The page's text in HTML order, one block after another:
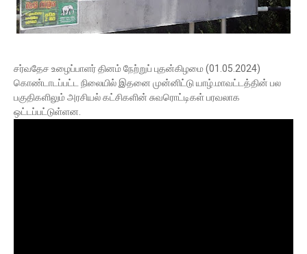
சர்வதேச உழைப்பாளர் தினம் நேற்றுப் புதன்கிழமை (01.05.2024)
கொண்டாடப்பட்ட நிலையில் இதனை முன்னிட்டு யாழ்.மாவட்டத்தின் பல
பகுதிகளிலும் அரசியல் கட்சிகளின் சுவரொட்டிகள் பரவலாக
ஒட்டப்பட்டுள்ளன.